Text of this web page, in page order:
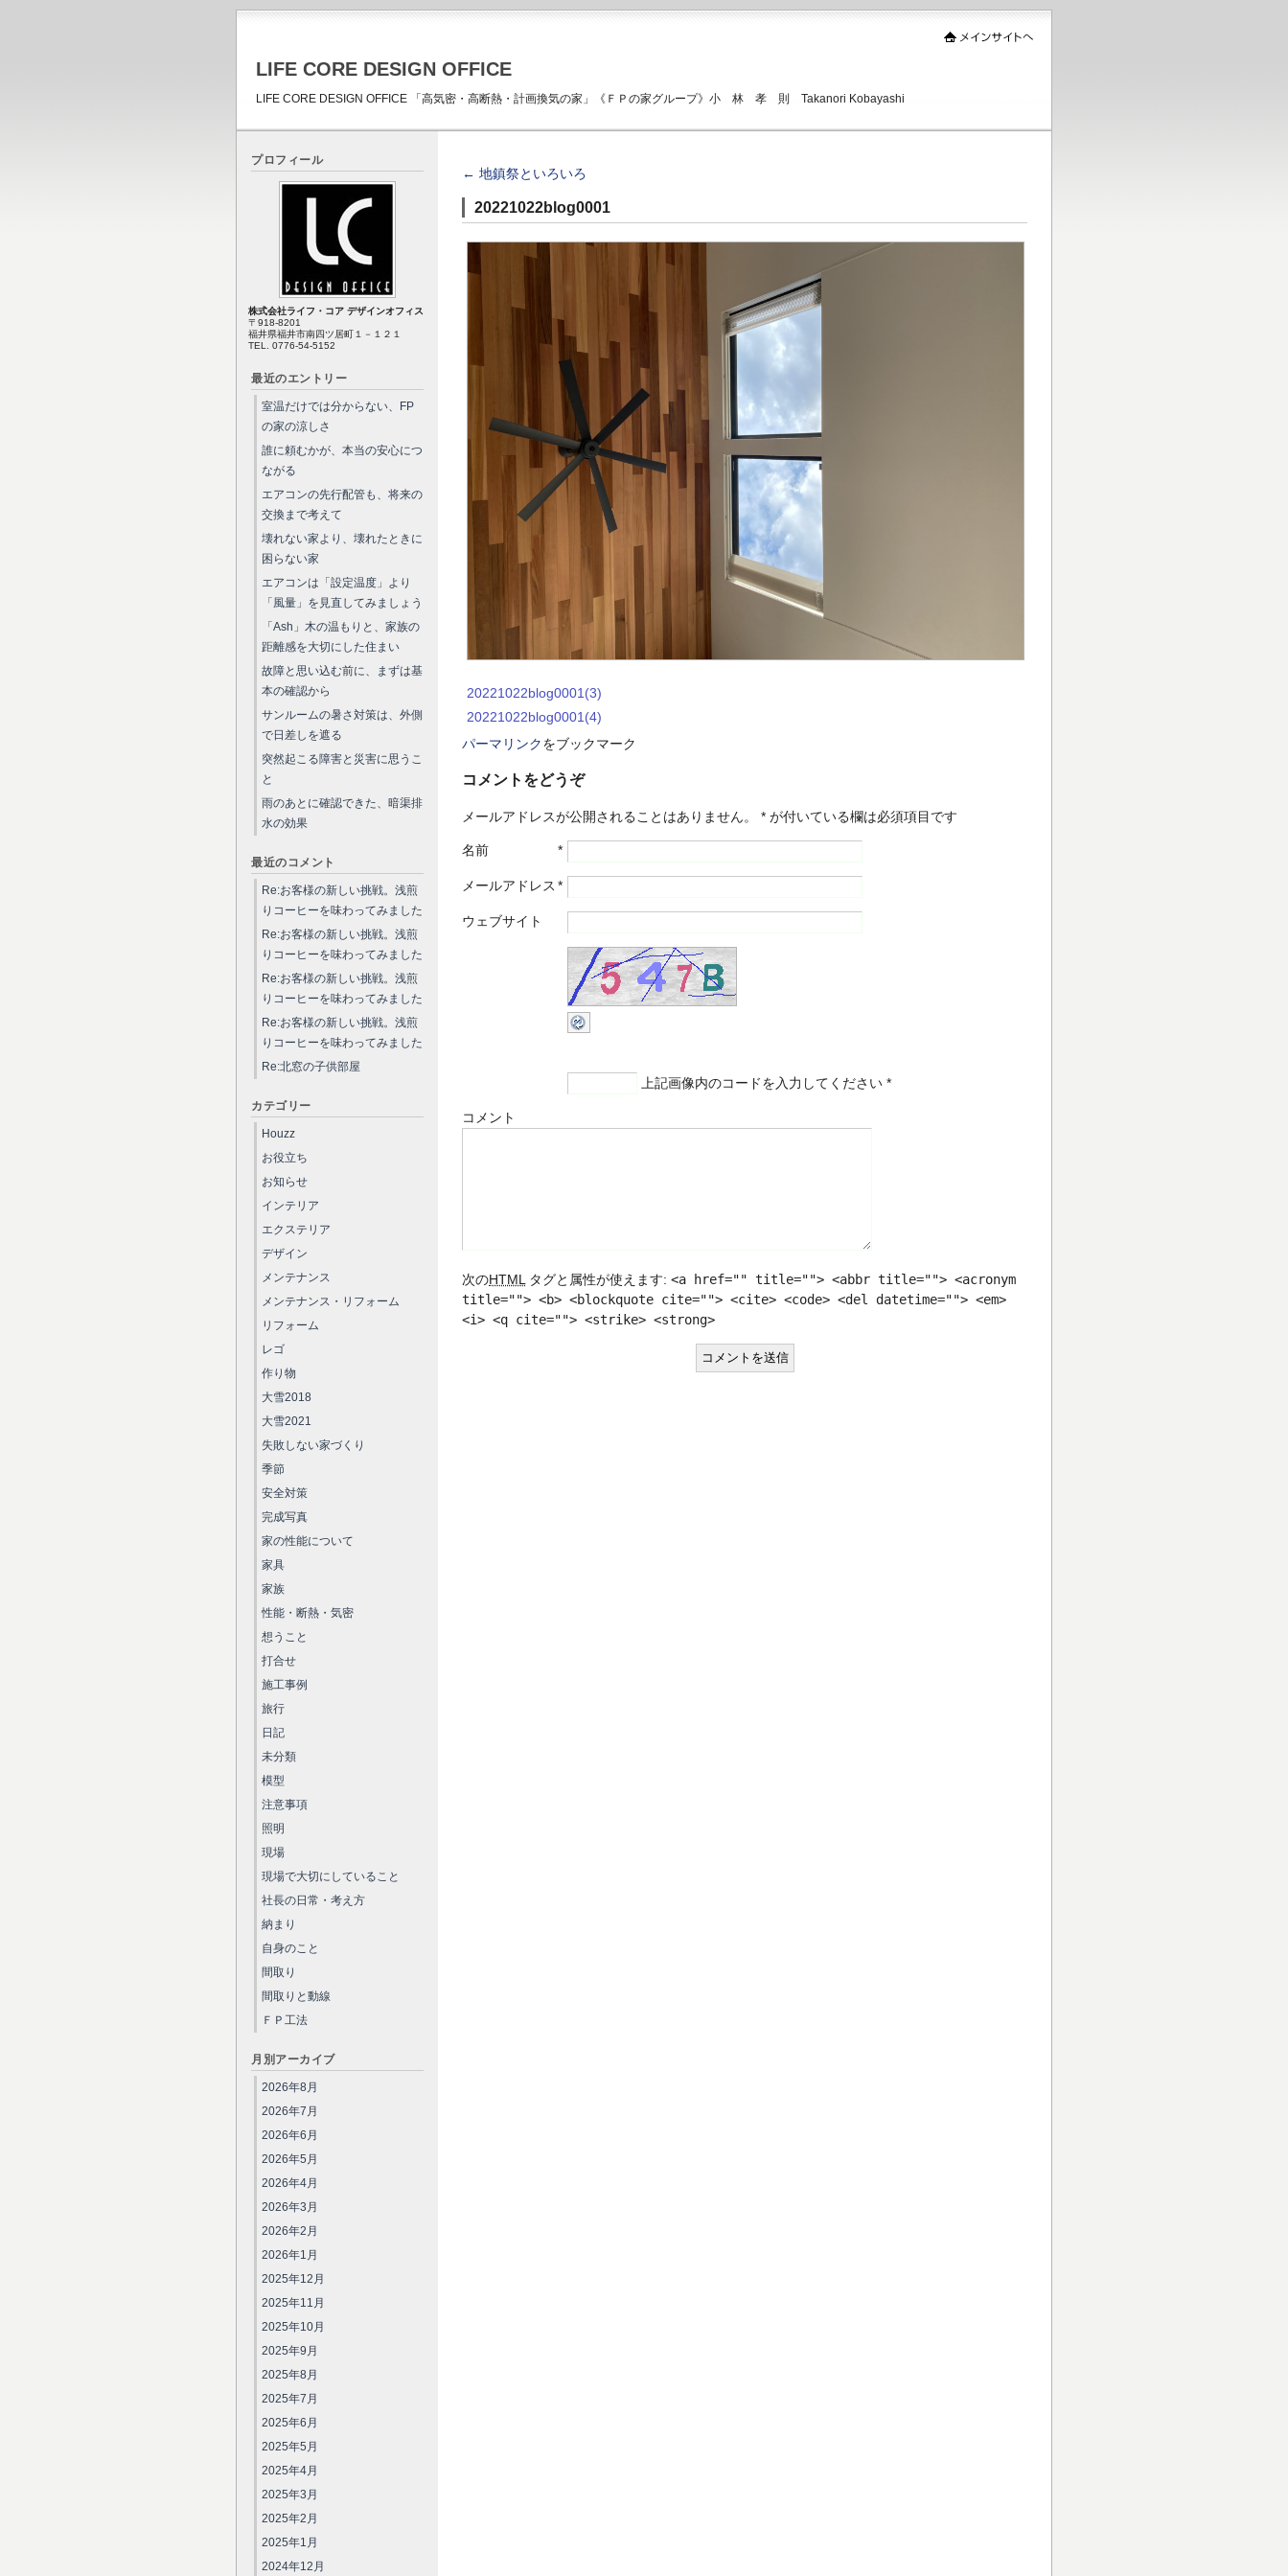
LIFE CORE DESIGN OFFICE
LIFE CORE DESIGN OFFICE 「高気密・高断熱・計画換気の家」《ＦＰの家グループ》小 林 孝 則 Takanori Kobayashi
← 地鎮祭といろいろ
20221022blog0001
20221022blog0001(3)
20221022blog0001(4)
パーマリンクをブックマーク
コメントをどうぞ
メールアドレスが公開されることはありません。 * が付いている欄は必須項目です
名前 *
メールアドレス *
ウェブサイト
上記画像内のコードを入力してください *
コメント
次のHTML タグと属性が使えます: <a href="" title=""> <abbr title=""> <acronym
title=""> <b> <blockquote cite=""> <cite> <code> <del datetime=""> <em>
<i> <q cite=""> <strike> <strong>
プロフィール
株式会社ライフ・コア デザインオフィス
〒918-8201
福井県福井市南四ツ居町１－１２１
TEL. 0776-54-5152
最近のエントリー
室温だけでは分からない、FP
の家の涼しさ
誰に頼むかが、本当の安心につ
ながる
エアコンの先行配管も、将来の
交換まで考えて
壊れない家より、壊れたときに
困らない家
エアコンは「設定温度」より
「風量」を見直してみましょう
「Ash」木の温もりと、家族の
距離感を大切にした住まい
故障と思い込む前に、まずは基
本の確認から
サンルームの暑さ対策は、外側
で日差しを遮る
突然起こる障害と災害に思うこ
と
雨のあとに確認できた、暗渠排
水の効果
最近のコメント
Re:お客様の新しい挑戦。浅煎
りコーヒーを味わってみました
Re:お客様の新しい挑戦。浅煎
りコーヒーを味わってみました
Re:お客様の新しい挑戦。浅煎
りコーヒーを味わってみました
Re:お客様の新しい挑戦。浅煎
りコーヒーを味わってみました
Re:北窓の子供部屋
カテゴリー
Houzz
お役立ち
お知らせ
インテリア
エクステリア
デザイン
メンテナンス
メンテナンス・リフォーム
リフォーム
レゴ
作り物
大雪2018
大雪2021
失敗しない家づくり
季節
安全対策
完成写真
家の性能について
家具
家族
性能・断熱・気密
想うこと
打合せ
施工事例
旅行
日記
未分類
模型
注意事項
照明
現場
現場で大切にしていること
社長の日常・考え方
納まり
自身のこと
間取り
間取りと動線
ＦＰ工法
月別アーカイブ
2026年8月
2026年7月
2026年6月
2026年5月
2026年4月
2026年3月
2026年2月
2026年1月
2025年12月
2025年11月
2025年10月
2025年9月
2025年8月
2025年7月
2025年6月
2025年5月
2025年4月
2025年3月
2025年2月
2025年1月
2024年12月